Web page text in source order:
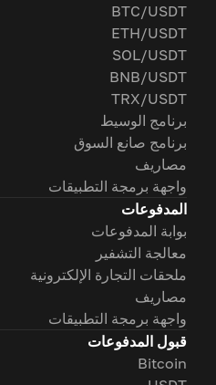
BTC/USDT
ETH/USDT
SOL/USDT
BNB/USDT
TRX/USDT
برنامج الوسيط
برنامج صانع السوق
مصاريف
واجهة برمجة التطبيقات
المدفوعات
بوابة المدفوعات
معالجة التشفير
ملحقات التجارة الإلكترونية
مصاريف
واجهة برمجة التطبيقات
قبول المدفوعات
Bitcoin